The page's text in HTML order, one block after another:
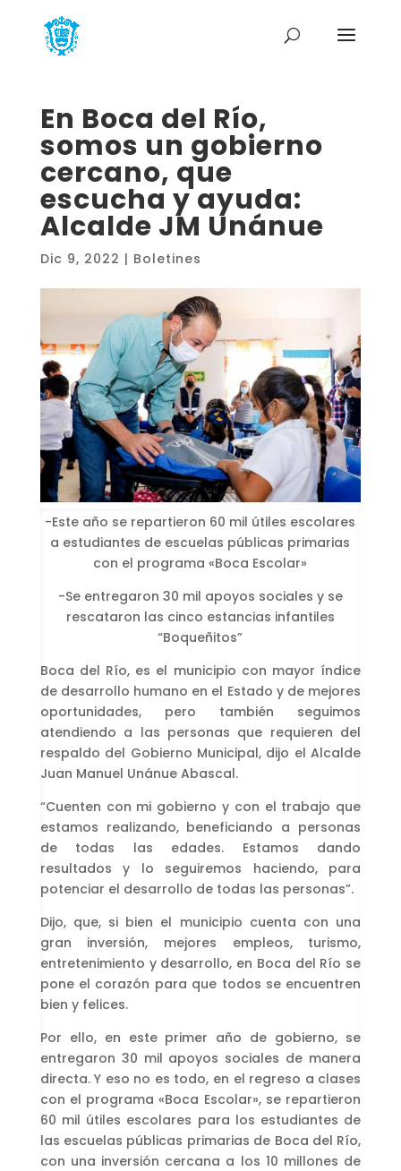
En Boca del Río,
somos un gobierno
cercano, que
escucha y ayuda:
Alcalde JM Unánue
Dic 9, 2022 | Boletines
-Este año se repartieron 60 mil útiles escolares
a estudiantes de escuelas públicas primarias
con el programa «Boca Escolar»
-Se entregaron 30 mil apoyos sociales y se
rescataron las cinco estancias infantiles
“Boqueñitos”
Boca del Río, es el municipio con mayor índice
de desarrollo humano en el Estado y de mejores
oportunidades, pero también seguimos
atendiendo a las personas que requieren del
respaldo del Gobierno Municipal, dijo el Alcalde
Juan Manuel Unánue Abascal.
“Cuenten con mi gobierno y con el trabajo que
estamos realizando, beneficiando a personas
de todas las edades. Estamos dando
resultados y lo seguiremos haciendo, para
potenciar el desarrollo de todas las personas”.
Dijo, que, si bien el municipio cuenta con una
gran inversión, mejores empleos, turismo,
entretenimiento y desarrollo, en Boca del Río se
pone el corazón para que todos se encuentren
bien y felices.
Por ello, en este primer año de gobierno, se
entregaron 30 mil apoyos sociales de manera
directa. Y eso no es todo, en el regreso a clases
con el programa «Boca Escolar», se repartieron
60 mil útiles escolares para los estudiantes de
las escuelas públicas primarias de Boca del Río,
con una inversión cercana a los 10 millones de